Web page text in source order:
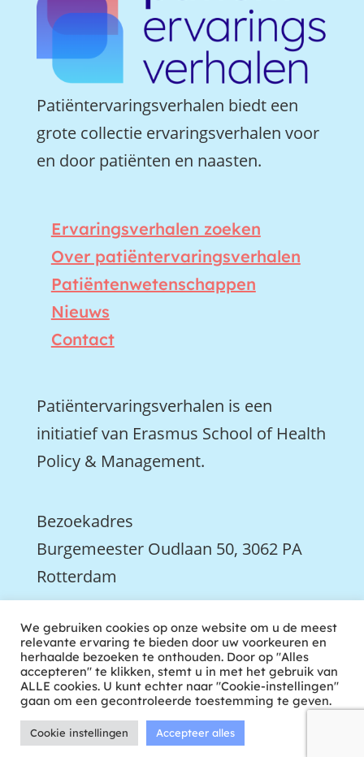
Patiëntervaringsverhalen biedt een
grote collectie ervaringsverhalen voor
en door patiënten en naasten.
Ervaringsverhalen zoeken
Over patiëntervaringsverhalen
Patiëntenwetenschappen
Nieuws
Contact
Patiëntervaringsverhalen is een
initiatief van Erasmus School of Health
Policy & Management.
Bezoekadres
Burgemeester Oudlaan 50, 3062 PA
Rotterdam
 We zijn ook actief op LinkedIn
ontwikkeld door tweekoppig
We gebruiken cookies op onze website om u de meest
relevante ervaring te bieden door uw voorkeuren en
herhaalde bezoeken te onthouden. Door op "Alles
accepteren" te klikken, stemt u in met het gebruik van
ALLE cookies. U kunt echter naar "Cookie-instellingen"
gaan om een gecontroleerde toestemming te geven.
Cookie instellingen Accepteer alles